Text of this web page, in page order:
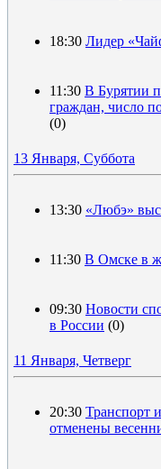
18:30 Лидер
11:30 В Бурятии
граждан, число
(0)
13 Января, Суббота
13:30 «Любэ»
11:30 В Омске в
09:30 Новости
в России (0)
11 Января, Четверг
20:30 Транспорт
отменены